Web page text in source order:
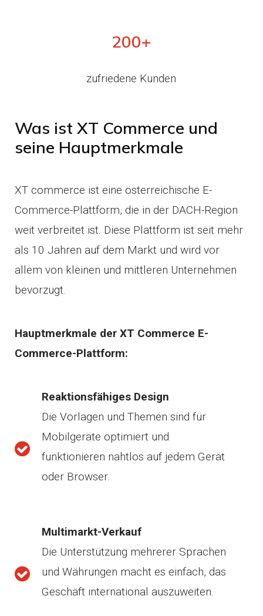
200+
zufriedene Kunden
Was ist XT Commerce und
seine Hauptmerkmale
XT commerce ist eine österreichische E-
Commerce-Plattform, die in der DACH-Region
weit verbreitet ist. Diese Plattform ist seit mehr
als 10 Jahren auf dem Markt und wird vor
allem von kleinen und mittleren Unternehmen
bevorzugt.
Hauptmerkmale der XT Commerce E-
Commerce-Plattform:
Reaktionsfähiges Design
Die Vorlagen und Themen sind für
Mobilgeräte optimiert und
funktionieren nahtlos auf jedem Gerät
oder Browser.
Multimarkt-Verkauf
Die Unterstützung mehrerer Sprachen
und Währungen macht es einfach, das
Geschäft international auszuweiten.